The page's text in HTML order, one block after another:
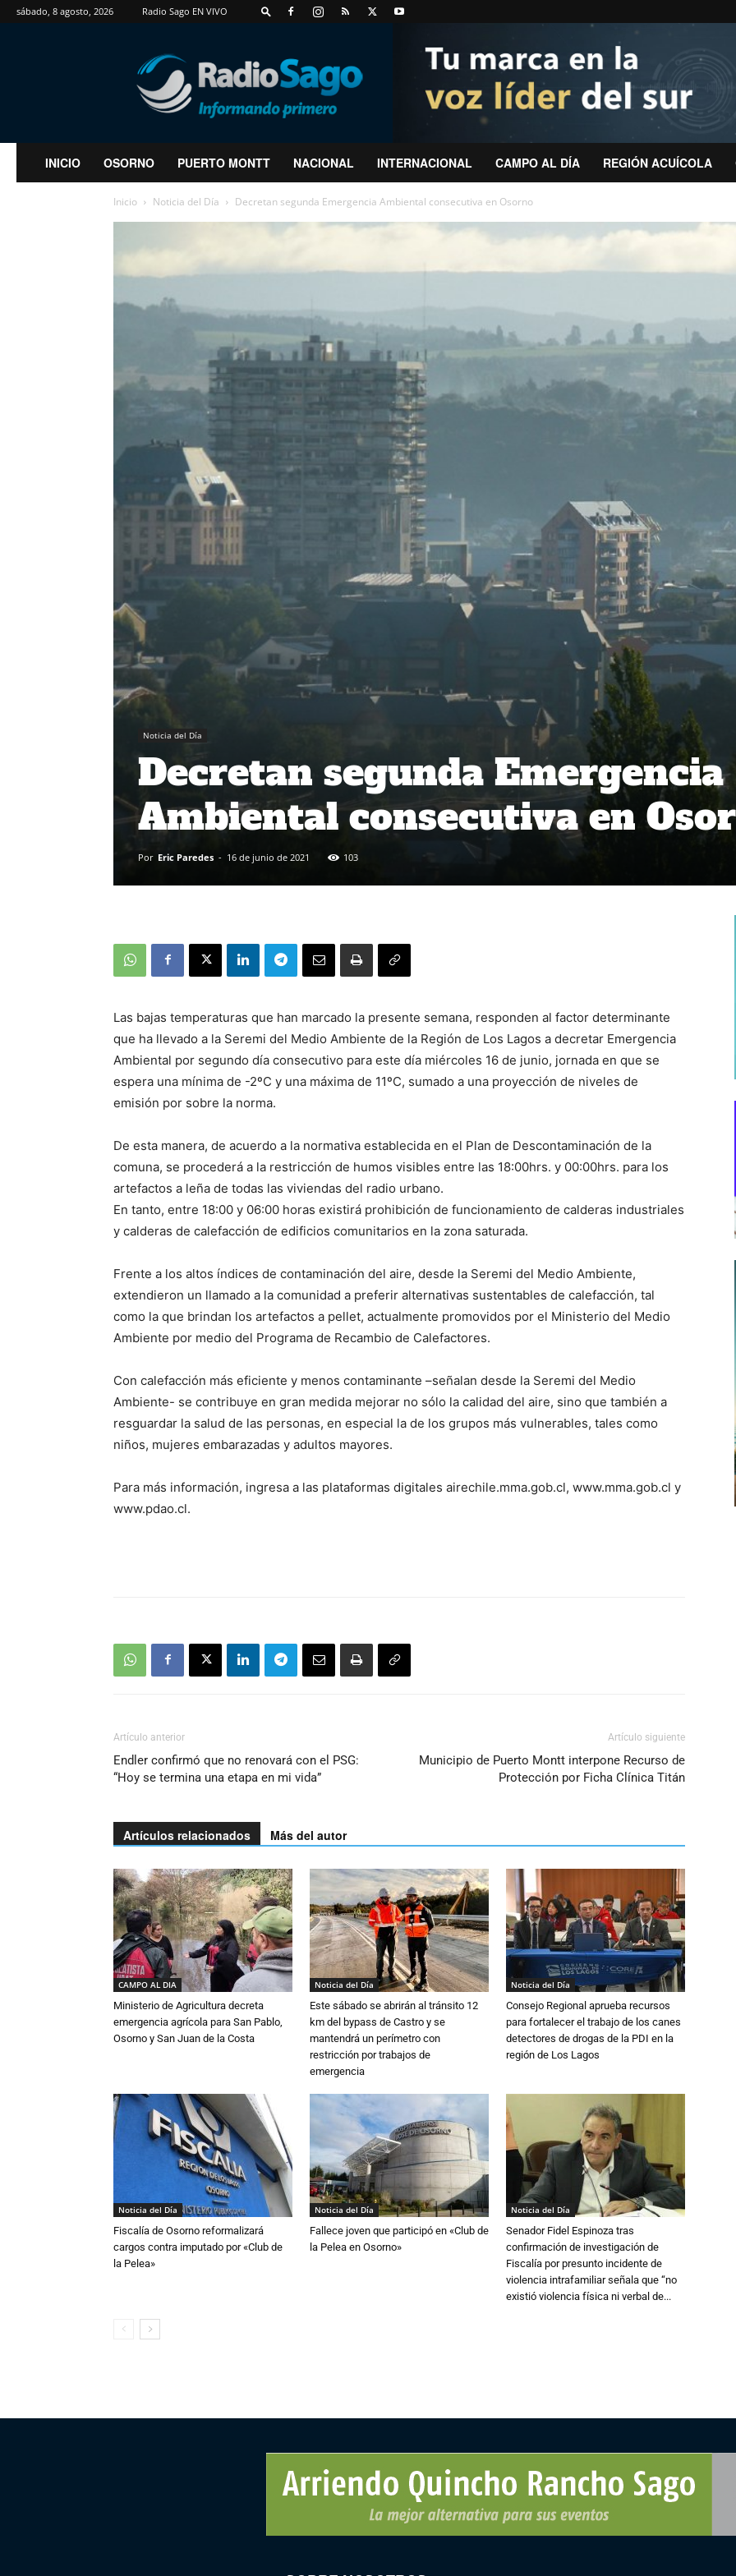
sábado, 8 agosto, 2026 Radio Sago EN VIVO
RadioSago
INICIO OSORNO PUERTO MONTT NACIONAL INTERNACIONAL CAMPO AL DÍA REGIÓN ACUÍCOLA
Inicio Noticia del Día Decretan segunda Emergencia Ambiental consecutiva en Osorno
Noticia del Día
Decretan segunda Emergencia
Ambiental consecutiva en
Por Eric Paredes - 16 de junio de 2021 103
Las bajas temperaturas que han marcado la presente semana, responden al factor determinante
que ha llevado a la Seremi del Medio Ambiente de la Región de Los Lagos a decretar Emergencia
Ambiental por segundo día consecutivo para este día miércoles 16 de junio, jornada en que se
espera una mínima de -2ºC y una máxima de 11ºC, sumado a una proyección de niveles de
emisión por sobre la norma.
De esta manera, de acuerdo a la normativa establecida en el Plan de Descontaminación de la
comuna, se procederá a la restricción de humos visibles entre las 18:00hrs. y 00:00hrs. para los
artefactos a leña de todas las viviendas del radio urbano.
En tanto, entre 18:00 y 06:00 horas existirá prohibición de funcionamiento de calderas industriales
y calderas de calefacción de edificios comunitarios en la zona saturada.
Frente a los altos índices de contaminación del aire, desde la Seremi del Medio Ambiente,
extendieron un llamado a la comunidad a preferir alternativas sustentables de calefacción, tal
como la que brindan los artefactos a pellet, actualmente promovidos por el Ministerio del Medio
Ambiente por medio del Programa de Recambio de Calefactores.
Con calefacción más eficiente y menos contaminante –señalan desde la Seremi del Medio
Ambiente- se contribuye en gran medida mejorar no sólo la calidad del aire, sino que también a
resguardar la salud de las personas, en especial la de los grupos más vulnerables, tales como
niños, mujeres embarazadas y adultos mayores.
Para más información, ingresa a las plataformas digitales airechile.mma.gob.cl, www.mma.gob.cl y
www.pdao.cl.
Artículo anterior
Endler confirmó que no renovará con el PSG:
“Hoy se termina una etapa en mi vida”
Artículo siguiente
Municipio de Puerto Montt interpone Recurso de
Protección por Ficha Clínica Titán
Artículos relacionados Más del autor
CAMPO AL DIA
Ministerio de Agricultura decreta
emergencia agrícola para San Pablo,
Osorno y San Juan de la Costa
Noticia del Día
Este sábado se abrirán al tránsito 12
km del bypass de Castro y se
mantendrá un perímetro con
restricción por trabajos de
emergencia
Noticia del Día
Consejo Regional aprueba recursos
para fortalecer el trabajo de los canes
detectores de drogas de la PDI en la
región de Los Lagos
Noticia del Día
Fiscalía de Osorno reformalizará
cargos contra imputado por «Club de
la Pelea»
Noticia del Día
Fallece joven que participó en «Club de
la Pelea en Osorno»
Noticia del Día
Senador Fidel Espinoza tras
confirmación de investigación de
Fiscalía por presunto incidente de
violencia intrafamiliar señala que “no
existió violencia física ni verbal de...